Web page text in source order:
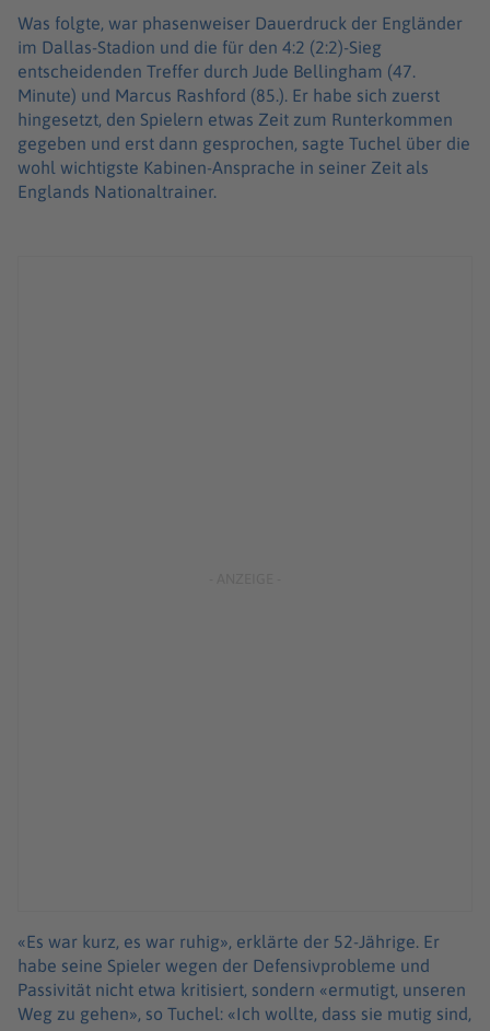
Was folgte, war phasenweiser Dauerdruck der Engländer
im Dallas-Stadion und die für den 4:2 (2:2)-Sieg
entscheidenden Treffer durch Jude Bellingham (47.
Minute) und Marcus Rashford (85.). Er habe sich zuerst
hingesetzt, den Spielern etwas Zeit zum Runterkommen
gegeben und erst dann gesprochen, sagte Tuchel über die
wohl wichtigste Kabinen-Ansprache in seiner Zeit als
Englands Nationaltrainer.
«Es war kurz, es war ruhig», erklärte der 52-Jährige. Er
habe seine Spieler wegen der Defensivprobleme und
Passivität nicht etwa kritisiert, sondern «ermutigt, unseren
Weg zu gehen», so Tuchel: «Ich wollte, dass sie mutig sind,